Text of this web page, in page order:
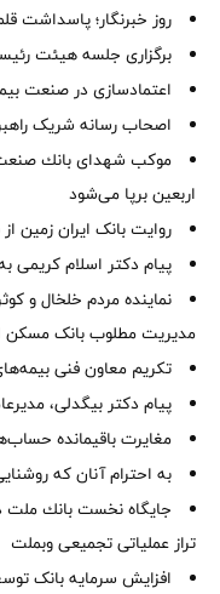
روز خبرنگار؛ پاسداشت
برگزاری جلسه هیئت
اعتمادسازی در صنعت
اصحاب رسانه شریک
موكب شهدای بانك صنعت
اربعین برپا می‌شود
روایت بانک ایران زمین
پیام دکتر اسلام کریمی
مدیریت مطلوب بانک
تکریم معاون فنی
پیام دکتر بیگدلی،
مغایرت‌ باقیمانده حساب‌های مشتریان
به احترام آنان که
تراز عملیاتی تجمیعی وبملت
افزایش سرمایه بانک